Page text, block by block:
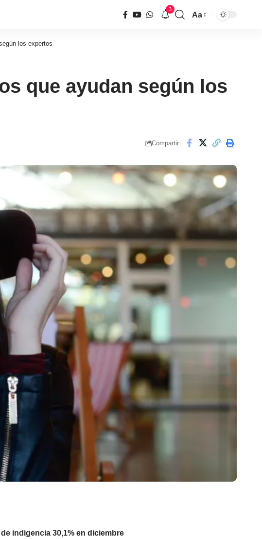
3
Aa
los expertos
que ayudan según los
Compartir
indigencia 30,1% en diciembre